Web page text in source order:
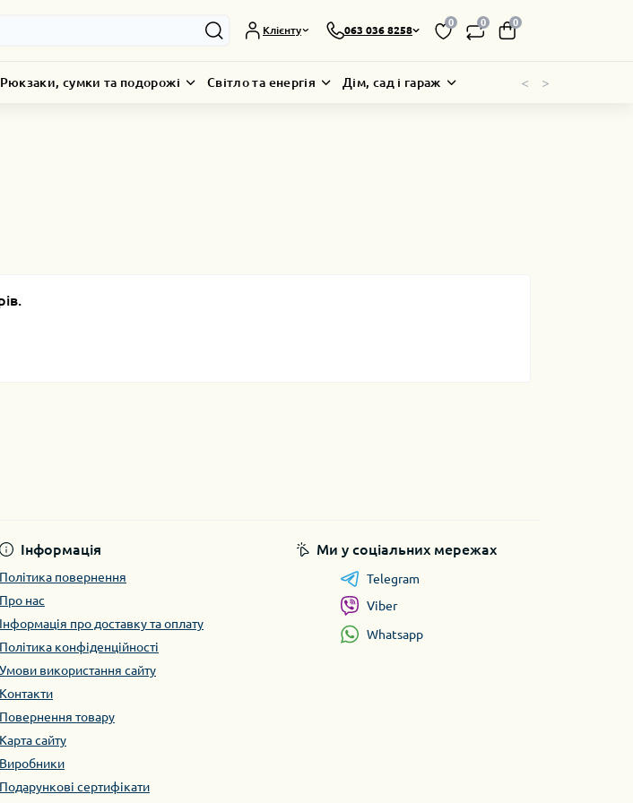
Клієнту 063 036 8258
0 0 0
Рюкзаки, сумки та подорожі Світло та енергія Дім, сад і гараж < >
Інформація
Політика повернення
Про нас
Інформація про доставку та оплату
Політика конфіденційності
Умови використання сайту
Контакти
Повернення товару
Карта сайту
Виробники
Подарункові сертифікати
Ми у соціальних мережах
Telegram
Viber
Whatsapp